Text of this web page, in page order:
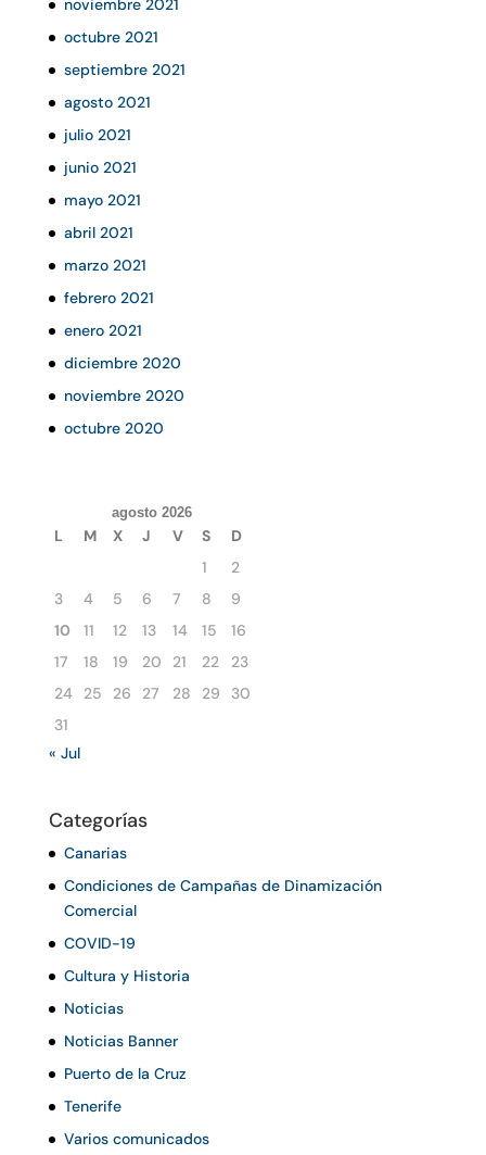
noviembre 2021
octubre 2021
septiembre 2021
agosto 2021
julio 2021
junio 2021
mayo 2021
abril 2021
marzo 2021
febrero 2021
enero 2021
diciembre 2020
noviembre 2020
octubre 2020
agosto 2026
L M X J V S
D
1
2
3
4 5 6 7 8
9
10
11 12 13 14 15
16
17
18 19 20 21 22
23
24
25 26 27 28 29
30
31
« Jul
Categorías
Canarias
Condiciones de Campañas de Dinamización
Comercial
COVID-19
Cultura y Historia
Noticias
Noticias Banner
Puerto de la Cruz
Tenerife
Varios comunicados